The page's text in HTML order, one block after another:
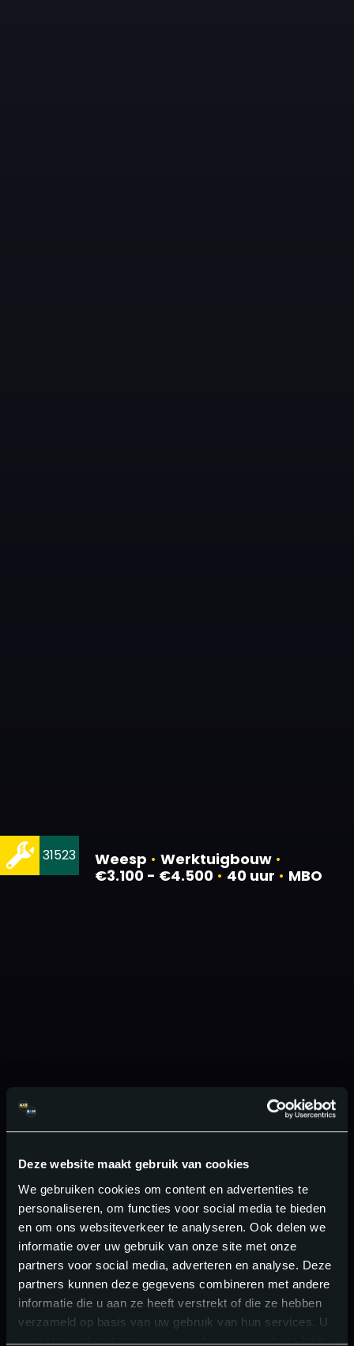
Deze website maakt gebruik van cookies
We gebruiken cookies om content en advertenties te
personaliseren, om functies voor social media te bieden
en om ons websiteverkeer te analyseren. Ook delen we
informatie over uw gebruik van onze site met onze
partners voor social media, adverteren en analyse. Deze
partners kunnen deze gegevens combineren met andere
informatie die u aan ze heeft verstrekt of die ze hebben
verzameld op basis van uw gebruik van hun services. U
gaat akkoord met onze cookies als u onze website blijft
Weesp • Werktuigbouw •
€3.100 - €4.500 • 40 uur • MBO
31523